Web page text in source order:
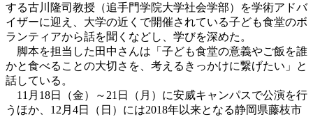
する古川隆司教授（追手門学院大学社会学部）を学術アドバ
イザーに迎え、大学の近くで開催されている子ども食堂のボ
ランティアから話を聞くなどし、学びを深めた。
脚本を担当した田中さんは「子ども食堂の意義やご飯を誰
かと食べることの大切さを、考えるきっかけに繋げたい」と
話している。
11月18日（金）～21日（月）に安威キャンパスで公演を行
うほか、12月4日（日）には2018年以来となる静岡県藤枝市